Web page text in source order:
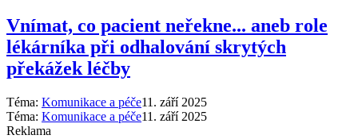
Vnímat, co pacient neřekne... aneb role
lékárníka při odhalování skrytých
překážek léčby
Téma: Komunikace a péče11. září 2025
Téma: Komunikace a péče11. září 2025
Reklama